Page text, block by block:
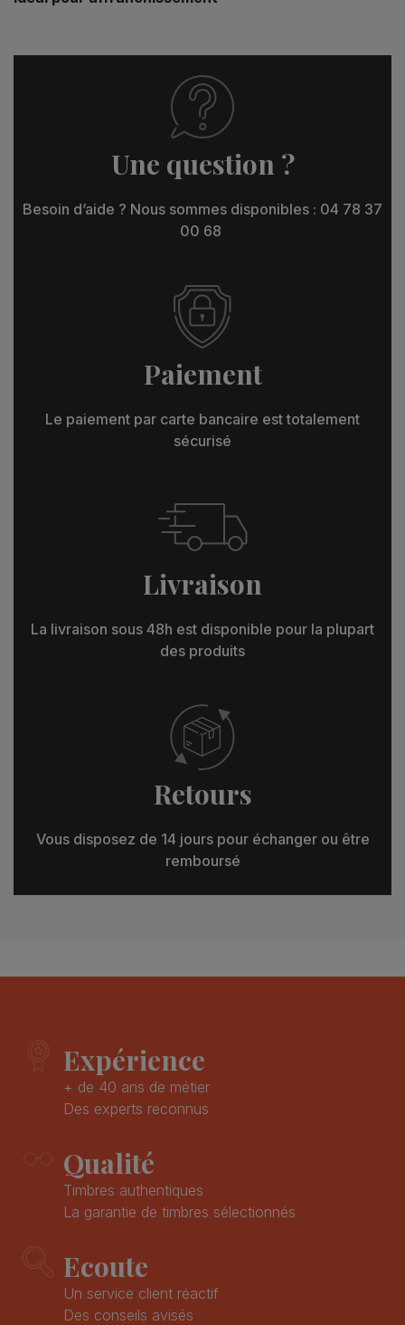
Une question ?
Besoin d’aide ? Nous sommes disponibles : 04 78 37
00 68
Paiement
Le paiement par carte bancaire est totalement
sécurisé
Livraison
La livraison sous 48h est disponible pour la plupart
des produits
Retours
Vous disposez de 14 jours pour échanger ou être
remboursé
Expérience
+ de 40 ans de métier
Des experts reconnus
Qualité
Timbres authentiques
La garantie de timbres sélectionnés
Ecoute
Un service client réactif
Des conseils avisés